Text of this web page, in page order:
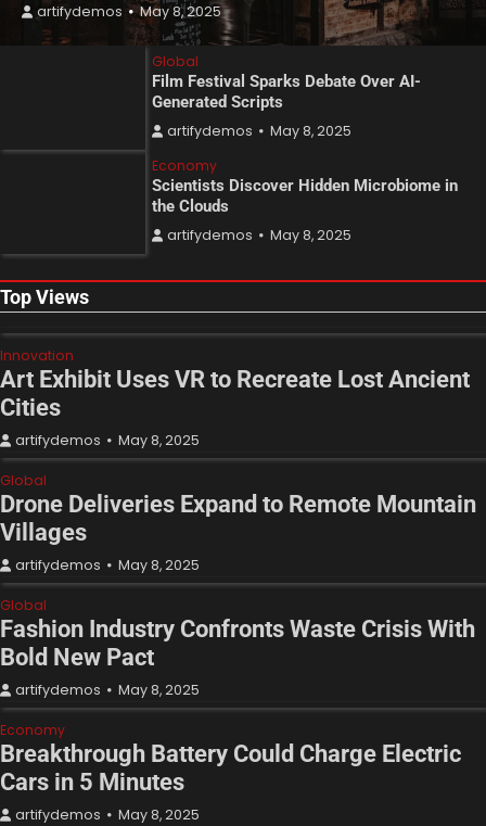
artifydemos May 8, 2025
Global
Film Festival Sparks Debate Over AI-
Generated Scripts
artifydemos
May 8, 2025
Economy
Scientists Discover Hidden Microbiome in
the Clouds
artifydemos May 8, 2025
Top Views
Innovation
Art Exhibit Uses VR to Recreate Lost Ancient
Cities
artifydemos May 8, 2025
Global
Drone Deliveries Expand to Remote Mountain
Villages
artifydemos May 8, 2025
Global
Fashion Industry Confronts Waste Crisis With
Bold New Pact
artifydemos May 8, 2025
Economy
Breakthrough Battery Could Charge Electric
Cars in 5 Minutes
artifydemos May 8, 2025